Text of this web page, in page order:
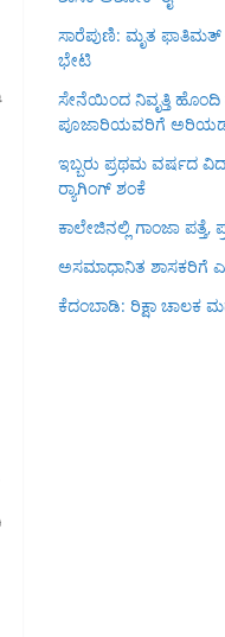
ಸಾರೆಪುಣಿ: ಮೃತ
ಭೇಟಿ
ಸೇನೆಯಿಂದ ನಿವೃತ್ತಿ
ಪೂಜಾರಿಯವರಿಗೆ ಅರಿಯಡ್ಕ
ಇಬ್ಬರು ಪ್ರಥಮ ವರ್ಷದ
ರ‍್ಯಾಗಿಂಗ್ ಶಂಕೆ
ಕಾಲೇಜಿನಲ್ಲಿ ಗಾಂಜಾ ಪತ್ತೆ,
ಅಸಮಾಧಾನಿತ ಶಾಸಕರಿಗೆ
ಕೆದಂಬಾಡಿ: ರಿಕ್ಷಾ ಚಾಲಕ